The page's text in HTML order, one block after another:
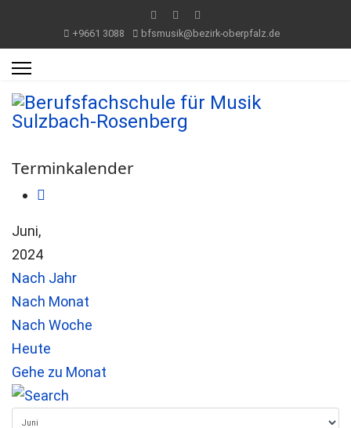
+9661 3088 bfsmusik@bezirk-oberpfalz.de
Terminkalender
Juni,
2024
Nach Jahr
Nach Monat
Nach Woche
Heute
Gehe zu Monat